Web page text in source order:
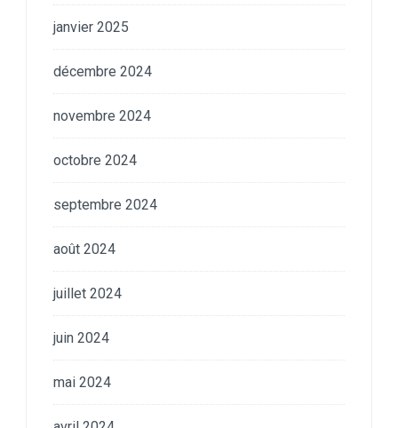
janvier 2025
décembre 2024
novembre 2024
octobre 2024
septembre 2024
août 2024
juillet 2024
juin 2024
mai 2024